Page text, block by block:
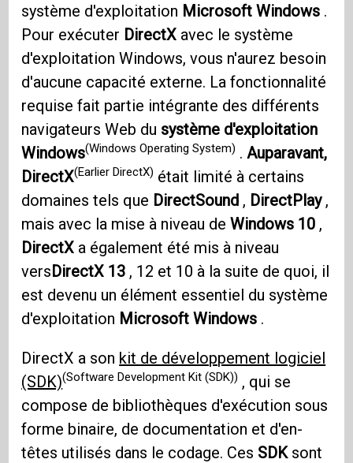
système d'exploitation Microsoft Windows .
Pour exécuter DirectX avec le système
d'exploitation Windows, vous n'aurez besoin
d'aucune capacité externe. La fonctionnalité
requise fait partie intégrante des différents
navigateurs Web du système d'exploitation
Windows(Windows Operating System) .Auparavant,
DirectX(Earlier DirectX) était limité à certains
domaines tels que DirectSound , DirectPlay,
mais avec la mise à niveau deWindows 10 ,
DirectX a également été mis à niveau
versDirectX 13 , 12 et 10 à la suite de quoi, il
est devenu un élément essentiel du système
d'exploitation Microsoft Windows .
DirectX a son kit de développement logiciel
(SDK)(Software Development Kit (SDK)) , qui se
compose de bibliothèques d'exécution sous
forme binaire, de documentation et d'en-
têtes utilisés dans le codage. Ces SDKsont